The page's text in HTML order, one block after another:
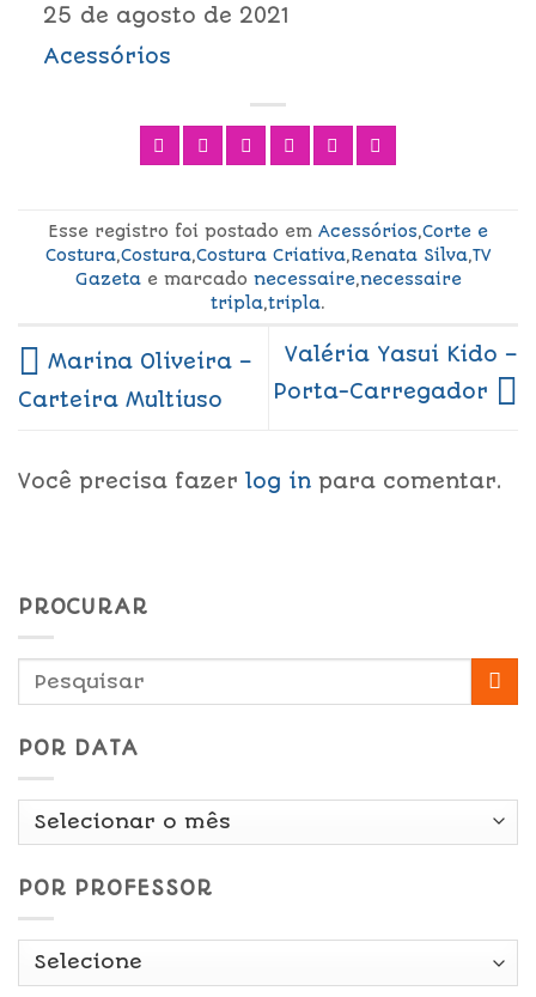
25 de agosto de 2021
Acessórios
Esse registro foi postado em Acessórios,Corte e
Costura,Costura,Costura Criativa,Renata Silva,TV
Gazetae marcado necessaire,necessaire
tripla,tripla.
Marina Oliveira –
Carteira Multiuso
Valéria Yasui Kido –
Porta-Carregador
Você precisa fazer log in para comentar.
PROCURAR
POR DATA
Por
POR PROFESSOR